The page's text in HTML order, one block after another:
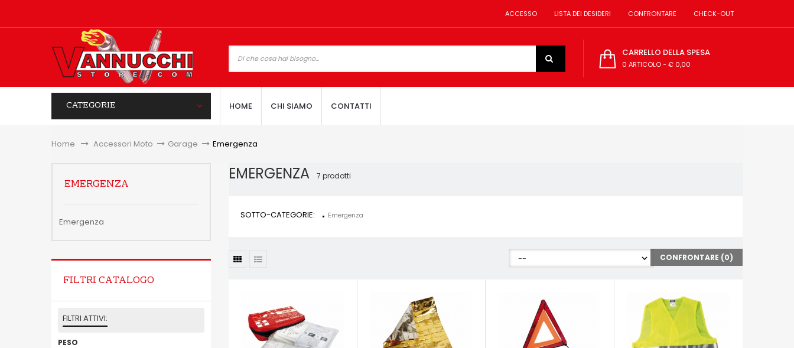
ACCESSO LISTA DEI DESIDERI CONFRONTARE CHECK-OUT
CARRELLO DELLA SPESA
0 ARTICOLO- € 0,00
CATEGORIE HOME CHI SIAMO CONTATTI
Home &gt;Accessori Moto > Garage > Emergenza
EMERGENZA
Emergenza
FILTRI CATALOGO
FILTRI ATTIVI:
PESO
EMERGENZA 7 prodotti
SOTTO-CATEGORIE: Emergenza
CONFRONTARE (0)